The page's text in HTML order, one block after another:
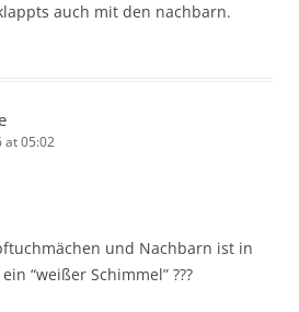
auch mit den nachbarn.
at 05:02
und Nachbarn ist in
“weißer Schimmel” ???